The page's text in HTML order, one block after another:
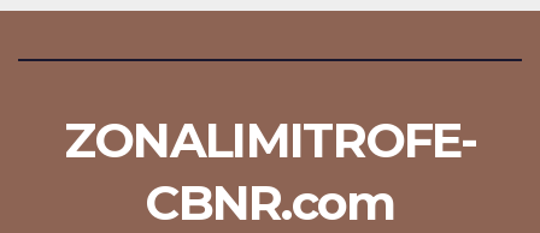
ZONALIMITROFE-
CBNR.com